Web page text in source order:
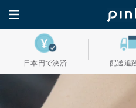
日本円で決済 配送追